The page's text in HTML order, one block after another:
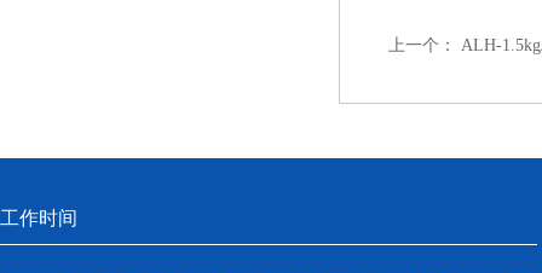
上一个： ALH-
工作时间